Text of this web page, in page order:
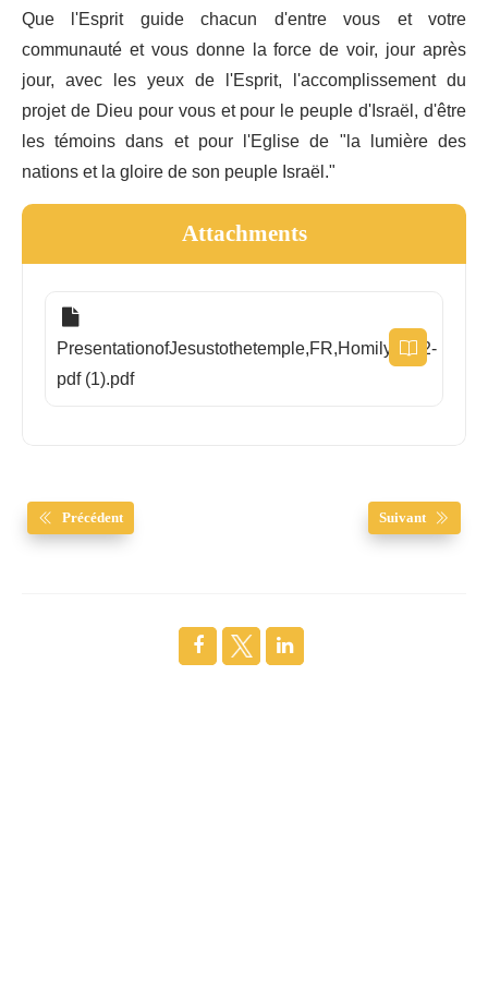
Que l'Esprit guide chacun d'entre vous et votre
communauté et vous donne la force de voir, jour après
jour, avec les yeux de l'Esprit, l'accomplissement du
projet de Dieu pour vous et pour le peuple d'Israël, d'être
les témoins dans et pour l'Eglise de "la lumière des
nations et la gloire de son peuple Israël."
Attachments
PresentationofJesustothetemple,FR,Homily2022-
pdf (1).pdf
Précédent Suivant